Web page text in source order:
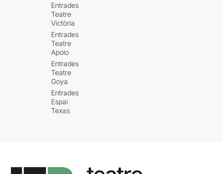
Entrades
Teatre
Victòria
Entrades
Teatre
Apolo
Entrades
Teatre
Goya
Entrades
Espai
Texas